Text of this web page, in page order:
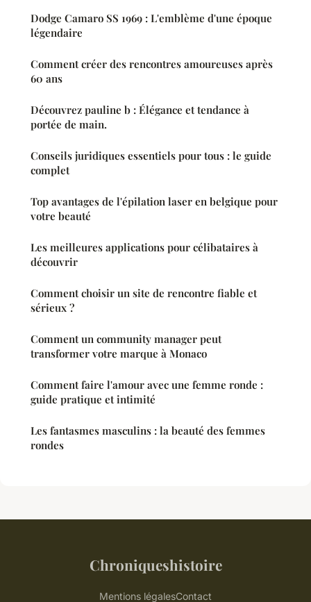
Dodge Camaro SS 1969 : L'emblème d'une époque
légendaire
Comment créer des rencontres amoureuses après
60 ans
Découvrez pauline b : Élégance et tendance à
portée de main.
Conseils juridiques essentiels pour tous : le guide
complet
Top avantages de l'épilation laser en belgique pour
votre beauté
Les meilleures applications pour célibataires à
découvrir
Comment choisir un site de rencontre fiable et
sérieux ?
Comment un community manager peut
transformer votre marque à Monaco
Comment faire l'amour avec une femme ronde :
guide pratique et intimité
Les fantasmes masculins : la beauté des femmes
rondes
Chroniqueshistoire
Mentions légalesContact